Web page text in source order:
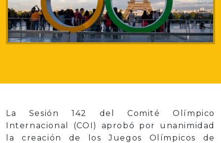
La Sesión 142 del Comité Olímpico
Internacional (COI) aprobó por unanimidad
la creación de los Juegos Olímpicos de